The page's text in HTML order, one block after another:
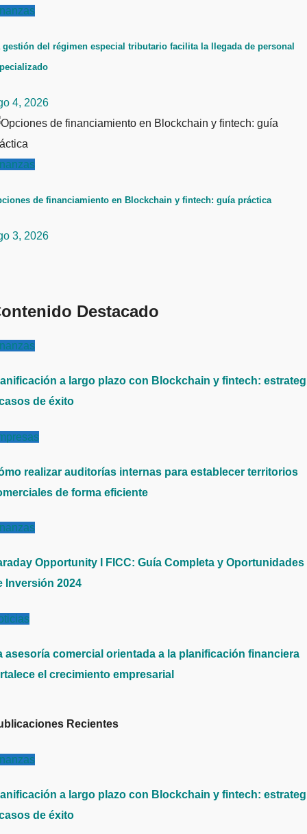
gestión del régimen especial tributario facilita la llegada de personal
4, 2026
de financiamiento en Blockchain y fintech: guía práctica
3, 2026
Destacado
a largo plazo con Blockchain y fintech:
de éxito
realizar auditorías internas para establecer territorios
de forma eficiente
Opportunity I FICC: Guía Completa y Oportunidades
Inversión 2024
asesoría comercial orientada a la planificación financiera
el crecimiento empresarial
Recientes
a largo plazo con Blockchain y fintech:
de éxito